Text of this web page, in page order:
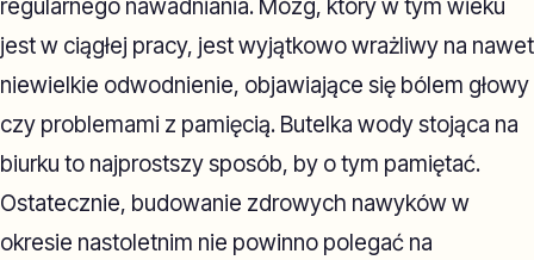
regularnego nawadniania. Mózg, który w tym wieku
jest w ciągłej pracy, jest wyjątkowo wrażliwy na nawet
niewielkie odwodnienie, objawiające się bólem głowy
czy problemami z pamięcią. Butelka wody stojąca na
biurku to najprostszy sposób, by o tym pamiętać.
Ostatecznie, budowanie zdrowych nawyków w
okresie nastoletnim nie powinno polegać na